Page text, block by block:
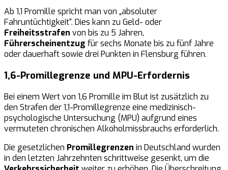
Ab 1,1 Promille spricht man von „absoluter
Fahruntüchtigkeit“. Dies kann zu Geld- oder
Freiheitsstrafen von bis zu 5 Jahren,
Führerscheinentzug für sechs Monate bis zu fünf Jahre
oder dauerhaft sowie drei Punkten in Flensburg führen.
1,6-Promillegrenze und MPU-Erfordernis
Bei einem Wert von 1,6 Promille im Blut ist zusätzlich zu
den Strafen der 1,1-Promillegrenze eine medizinisch-
psychologische Untersuchung (MPU) aufgrund eines
vermuteten chronischen Alkoholmissbrauchs erforderlich.
Die gesetzlichen Promillegrenzen in Deutschland wurden
in den letzten Jahrzehnten schrittweise gesenkt, um die